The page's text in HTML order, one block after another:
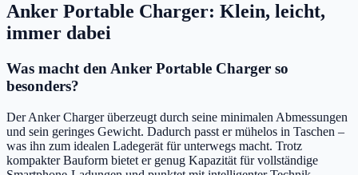
Anker Portable Charger: Klein, leicht,
immer dabei
Was macht den Anker Portable Charger so
besonders?
Der Anker Charger überzeugt durch seine minimalen Abmessungen
und sein geringes Gewicht. Dadurch passt er mühelos in Taschen –
was ihn zum idealen Ladegerät für unterwegs macht. Trotz
kompakter Bauform bietet er genug Kapazität für vollständige